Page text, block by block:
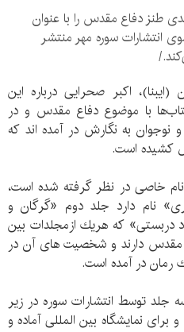
طنز دفاع مقدس را با عنوان
انتشارات سوره مهر منتشر
اكبر صحرایی درباره این
با موضوع دفاع مقدس و در
به نگارش در آمده اند كه
كشیده است.
خاصی در نظر گرفته شده است،
نام دارد جلد دوم «گرگان و
دربستی» كه هريك ازمجلدات بین
دفاع مقدس دارند و شخصیت های آن در
رمان در آمده است.
جلد توسط انتشارات سوره در زیر
برای نمایشگاه بین المللی آماده و